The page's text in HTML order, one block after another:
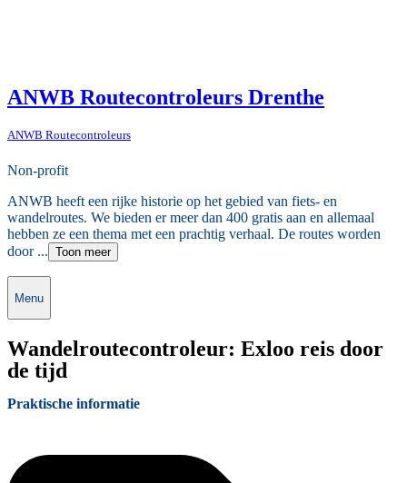
ANWB Routecontroleurs Drenthe
ANWB Routecontroleurs
Non-profit
ANWB heeft een rijke historie op het gebied van fiets- en
wandelroutes. We bieden er meer dan 400 gratis aan en allemaal
hebben ze een thema met een prachtig verhaal. De routes worden
door ... Toon meer
Menu
Wandelroutecontroleur: Exloo reis door
de tijd
Praktische informatie